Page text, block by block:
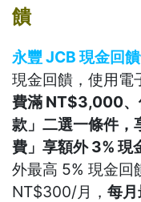
饋
永豐 JCB 現金回
現金回饋，使用電
費滿 NT$3,000、
款」二選一條件，
費」享額外 3% 現
外最高 5% 現金回
NT$300/月， 每